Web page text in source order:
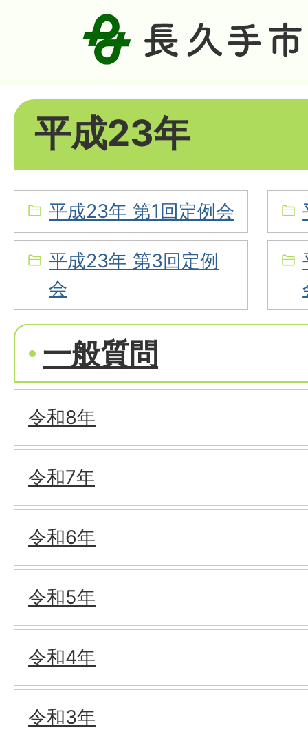
平成23年
平成23年 第1回定例会
平成23年 第3回定例
会
一般質問
令和8年
令和7年
令和6年
令和5年
令和4年
令和3年